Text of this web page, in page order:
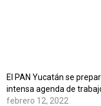
El PAN Yucatán se
intensa agenda de
febrero 12, 2022